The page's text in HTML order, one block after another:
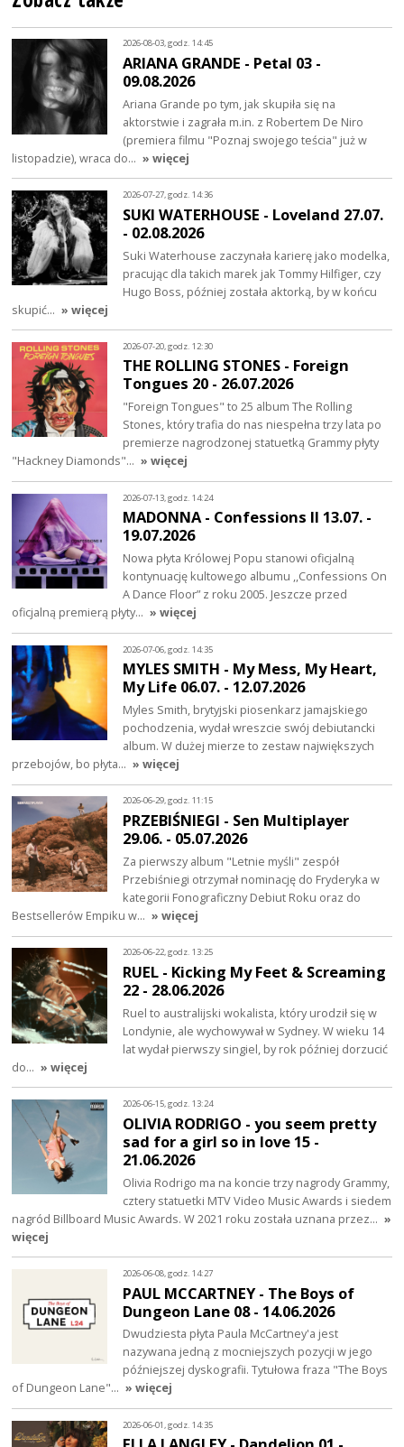
2026-08-03, godz. 14:45
ARIANA GRANDE - Petal 03 -
09.08.2026
Ariana Grande po tym, jak skupiła się na
aktorstwie i zagrała m.in. z Robertem De Niro
(premiera filmu "Poznaj swojego teścia" już w
listopadzie), wraca do… » więcej
2026-07-27, godz. 14:36
SUKI WATERHOUSE - Loveland 27.07.
- 02.08.2026
Suki Waterhouse zaczynała karierę jako modelka,
pracując dla takich marek jak Tommy Hilfiger, czy
Hugo Boss, później została aktorką, by w końcu
skupić… » więcej
2026-07-20, godz. 12:30
THE ROLLING STONES - Foreign
Tongues 20 - 26.07.2026
"Foreign Tongues" to 25 album The Rolling
Stones, który trafia do nas niespełna trzy lata po
premierze nagrodzonej statuetką Grammy płyty
"Hackney Diamonds"… » więcej
2026-07-13, godz. 14:24
MADONNA - Confessions II 13.07. -
19.07.2026
Nowa płyta Królowej Popu stanowi oficjalną
kontynuację kultowego albumu ,,Confessions On
A Dance Floor” z roku 2005. Jeszcze przed
oficjalną premierą płyty… » więcej
2026-07-06, godz. 14:35
MYLES SMITH - My Mess, My Heart,
My Life 06.07. - 12.07.2026
Myles Smith, brytyjski piosenkarz jamajskiego
pochodzenia, wydał wreszcie swój debiutancki
album. W dużej mierze to zestaw największych
przebojów, bo płyta… » więcej
2026-06-29, godz. 11:15
PRZEBIŚNIEGI - Sen Multiplayer
29.06. - 05.07.2026
Za pierwszy album "Letnie myśli" zespół
Przebiśniegi otrzymał nominację do Fryderyka w
kategorii Fonograficzny Debiut Roku oraz do
Bestsellerów Empiku w… » więcej
2026-06-22, godz. 13:25
RUEL - Kicking My Feet & Screaming
22 - 28.06.2026
Ruel to australijski wokalista, który urodził się w
Londynie, ale wychowywał w Sydney. W wieku 14
lat wydał pierwszy singiel, by rok później dorzucić
do… » więcej
2026-06-15, godz. 13:24
OLIVIA RODRIGO - you seem pretty
sad for a girl so in love 15 -
21.06.2026
Olivia Rodrigo ma na koncie trzy nagrody Grammy,
cztery statuetki MTV Video Music Awards i siedem
nagród Billboard Music Awards. W 2021 roku została uznana przez… »
więcej
2026-06-08, godz. 14:27
PAUL MCCARTNEY - The Boys of
Dungeon Lane 08 - 14.06.2026
Dwudziesta płyta Paula McCartney'a jest
nazywana jedną z mocniejszych pozycji w jego
późniejszej dyskografii. Tytułowa fraza "The Boys
of Dungeon Lane"… » więcej
2026-06-01, godz. 14:35